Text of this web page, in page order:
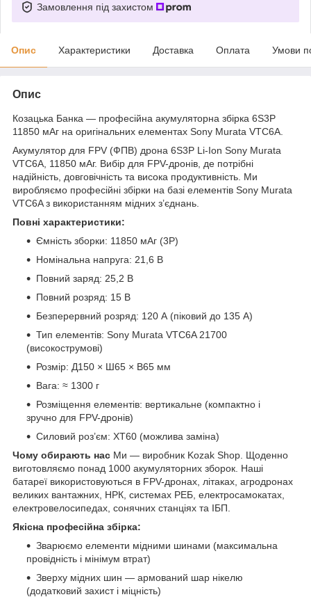
Замовлення під захистом
Опис Характеристики Доставка Оплата Умови
Опис
Козацька Банка — професійна акумуляторна збірка 6S3P
11850 мАг на оригінальних елементах Sony Murata VTC6A.
Акумулятор для FPV (ФПВ) дрона 6S3P Li-Ion Sony Murata
VTC6A, 11850 мАг. Вибір для FPV-дронів, де потрібні
надійність, довговічність та висока продуктивність. Ми
виробляємо професійні збірки на базі елементів Sony Murata
VTC6A з використанням мідних з’єднань.
Повні характеристики:
Ємність зборки: 11850 мАг (3P)
Номінальна напруга: 21,6 В
Повний заряд: 25,2 В
Повний розряд: 15 В
Безперервний розряд: 120 А (піковий до 135 А)
Тип елементів: Sony Murata VTC6A 21700
(високострумові)
Розмір: Д150 × Ш65 × В65 мм
Вага: ≈ 1300 г
Розміщення елементів: вертикальне (компактно і
зручно для FPV-дронів)
Силовий роз’єм: XT60 (можлива заміна)
Чому обирають нас Ми — виробник Kozak Shop. Щоденно
виготовляємо понад 1000 акумуляторних зборок. Наші
батареї використовуються в FPV-дронах, літаках, агродронах
великих вантажних, НРК, системах РЕБ, електросамокатах,
електровелосипедах, сонячних станціях та ІБП.
Якісна професійна збірка:
Зварюємо елементи мідними шинами (максимальна
провідність і мінімум втрат)
Зверху мідних шин — армований шар нікелю
(додатковий захист і міцність)